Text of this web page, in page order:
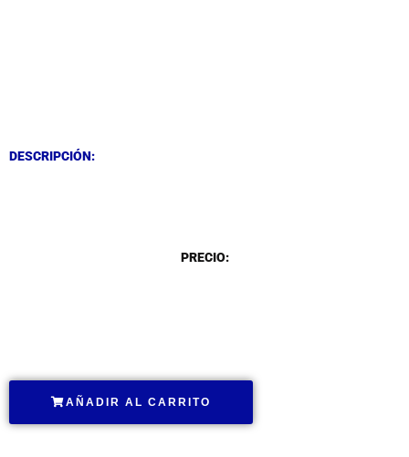
DESCRIPCIÓN:
PRECIO:
AÑADIR AL CARRITO